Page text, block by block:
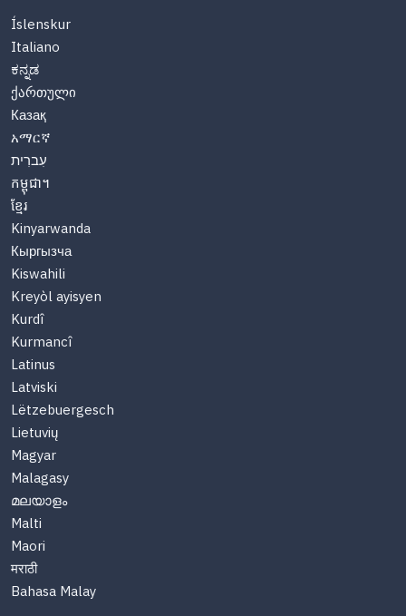
Íslenskur
Italiano
ಕನ್ನಡ
ქართული
Казақ
አማርኛ
עִברִית
កម្ពុជា។
ខ្មែរ
Kinyarwanda
Кыргызча
Kiswahili
Kreyòl ayisyen
Kurdî
Kurmancî
Latinus
Latviski
Lëtzebuergesch
Lietuvių
Magyar
Malagasy
മലയാളം
Malti
Maori
मराठी
Bahasa Malay